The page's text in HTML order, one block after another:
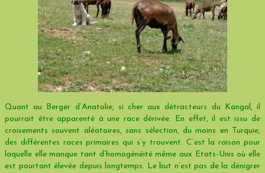
Quant au Berger d’Anatolie, si cher aux détracteurs du Kangal, il
pourrait être apparenté à une race dérivée. En effet, il est issu de
croisements souvent aléatoires, sans sélection, du moins en Turquie,
des différentes races primaires qui s’y trouvent. C’est la raison pour
laquelle elle manque tant d’homogénéité même aux Etats-Unis où elle
est pourtant élevée depuis longtemps. Le but n’est pas de la dénigrer